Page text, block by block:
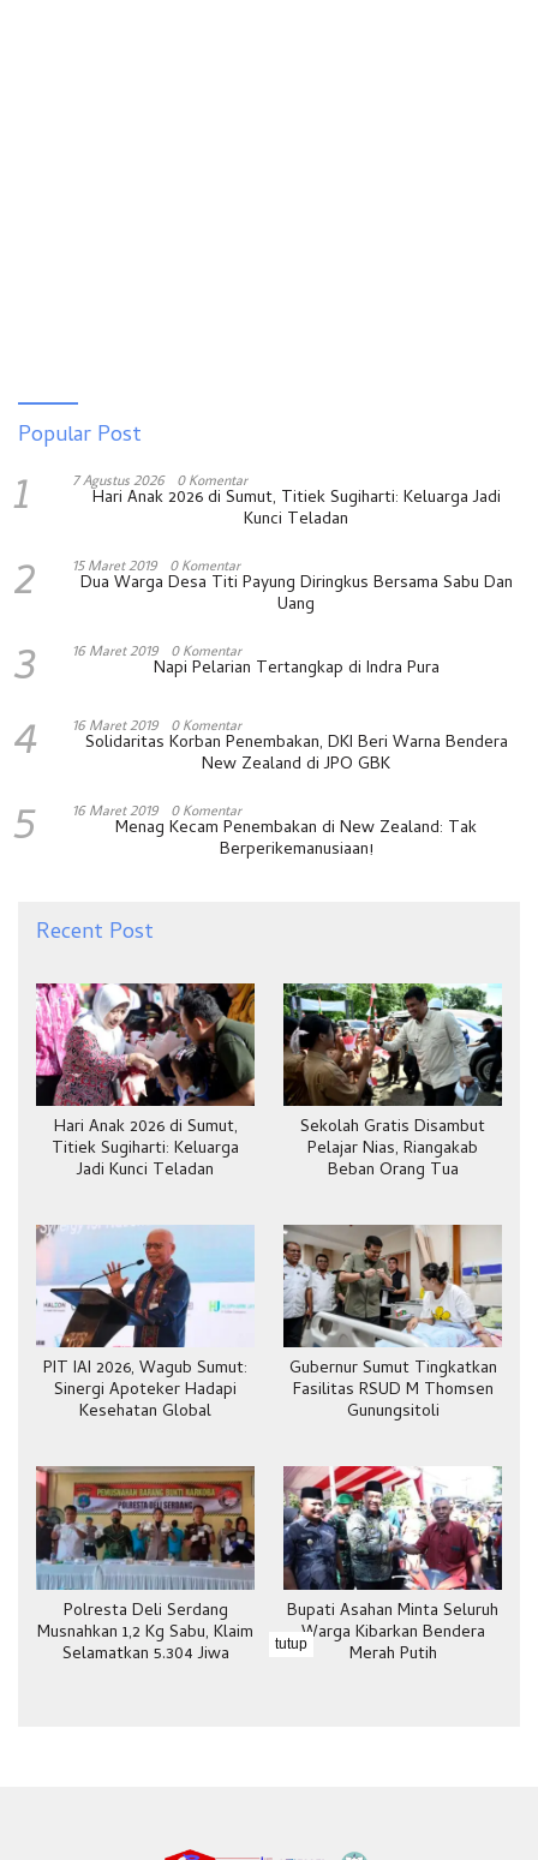
Popular Post
1 7 Agustus 2026 0 Komentar
Hari Anak 2026 di Sumut, Titiek Sugiharti: Keluarga Jadi
Kunci Teladan
2 15 Maret 2019 0 Komentar
Dua Warga Desa Titi Payung Diringkus Bersama Sabu Dan
Uang
3 16 Maret 2019 0 Komentar
Napi Pelarian Tertangkap di Indra Pura
4 16 Maret 2019 0 Komentar
Solidaritas Korban Penembakan, DKI Beri Warna Bendera
New Zealand di JPO GBK
5 16 Maret 2019 0 Komentar
Menag Kecam Penembakan di New Zealand: Tak
Berperikemanusiaan!
Recent Post
Hari Anak 2026 di Sumut,
Titiek Sugiharti: Keluarga
Jadi Kunci Teladan
Sekolah Gratis Disambut
Pelajar Nias, Riangakab
Beban Orang Tua
PIT IAI 2026, Wagub Sumut:
Sinergi Apoteker Hadapi
Kesehatan Global
Gubernur Sumut Tingkatkan
Fasilitas RSUD M Thomsen
Gunungsitoli
Polresta Deli Serdang
Musnahkan 1,2 Kg Sabu, Klaim
Selamatkan 5.304 Jiwa
Bupati Asahan Minta Seluruh
Warga Kibarkan Bendera
Merah Putih
tutup